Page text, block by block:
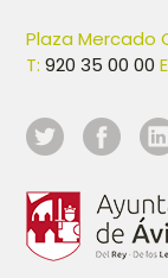
Plaza Mercado
T:920 35 00 00